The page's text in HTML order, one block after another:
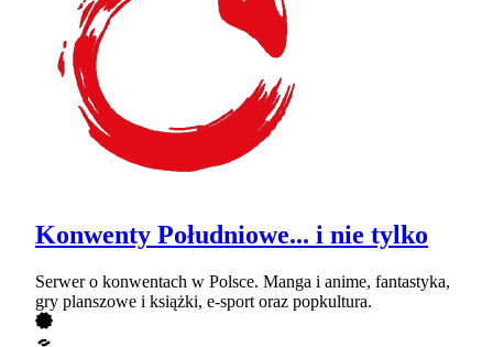
Konwenty Południowe... i nie tylko
Serwer o konwentach w Polsce. Manga i anime, fantastyka,
gry planszowe i książki, e-sport oraz popkultura.